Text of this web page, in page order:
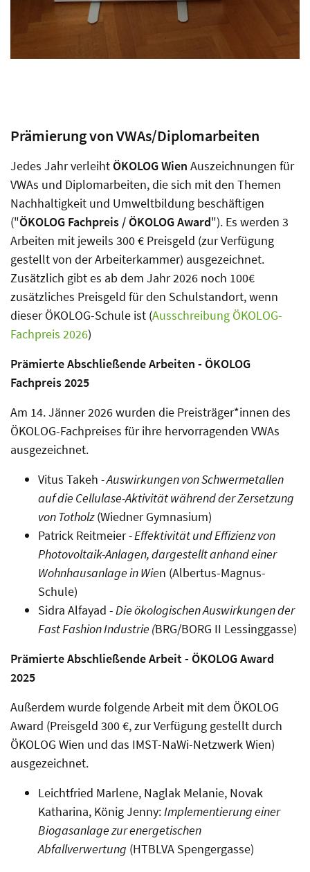
Prämierung von VWAs/Diplomarbeiten
Jedes Jahr verleiht ÖKOLOG Wien Auszeichnungen für
VWAs und Diplomarbeiten, die sich mit den Themen
Nachhaltigkeit und Umweltbildung beschäftigen
("ÖKOLOG Fachpreis / ÖKOLOG Award"). Es werden 3
Arbeiten mit jeweils 300 € Preisgeld (zur Verfügung
gestellt von der Arbeiterkammer) ausgezeichnet.
Zusätzlich gibt es ab dem Jahr 2026 noch 100€
zusätzliches Preisgeld für den Schulstandort, wenn
dieser ÖKOLOG-Schule ist (Ausschreibung ÖKOLOG-
Fachpreis 2026)
Prämierte Abschließende Arbeiten - ÖKOLOG
Fachpreis 2025
Am 14. Jänner 2026 wurden die Preisträger*innen des
ÖKOLOG-Fachpreises für ihre hervorragenden VWAs
ausgezeichnet.
Vitus Takeh -Auswirkungen von Schwermetallen
auf die Cellulase-Aktivität während der Zersetzung
von Totholz(Wiedner Gymnasium)
Patrick Reitmeier-Effektivität und Effizienz von
Photovoltaik-Anlagen, dargestellt anhand einer
Wohnhausanlage in Wien (Albertus-Magnus-
Schule)
Sidra Alfayad -Die ökologischen Auswirkungen der
Fast Fashion Industrie (BRG/BORG II Lessinggasse)
Prämierte Abschließende Arbeit - ÖKOLOG Award
2025
Außerdem wurde folgende Arbeit mit dem ÖKOLOG
Award (Preisgeld 300 €, zur Verfügung gestellt durch
ÖKOLOG Wien und das IMST-NaWi-Netzwerk Wien)
ausgezeichnet.
Leichtfried Marlene, Naglak Melanie, Novak
Katharina, König Jenny:Implementierung einer
Biogasanlage zur energetischen
Abfallverwertung (HTBLVA Spengergasse)